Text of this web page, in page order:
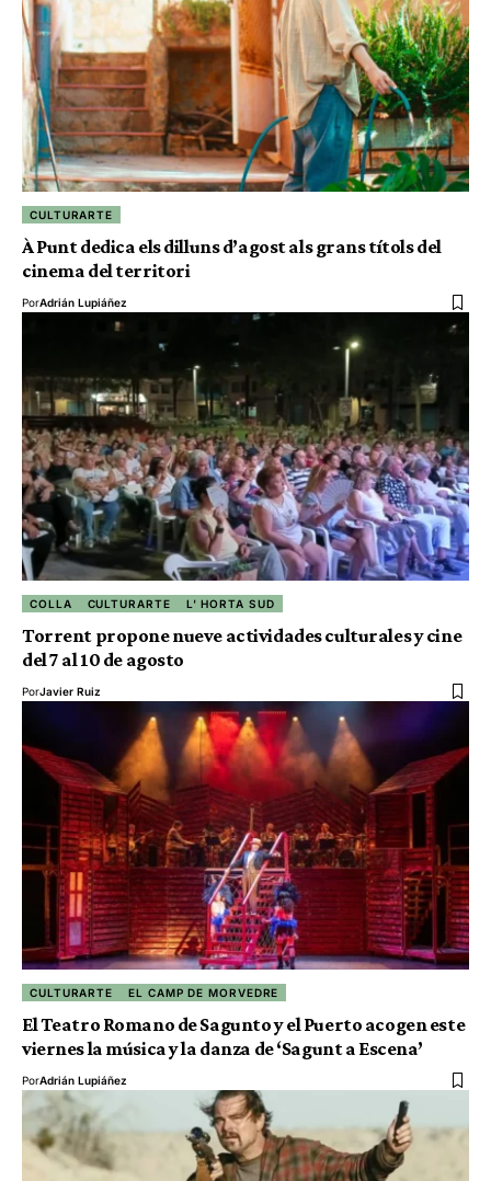
CULTURARTE
À Punt dedica els dilluns d’agost als grans títols del
cinema del territori
PorAdrián Lupiáñez
COLLA CULTURARTE L' HORTA SUD
Torrent propone nueve actividades culturales y cine
del 7 al 10 de agosto
PorJavier Ruiz
CULTURARTE EL CAMP DE MORVEDRE
El Teatro Romano de Sagunto y el Puerto acogen este
viernes la música y la danza de ‘Sagunt a Escena’
PorAdrián Lupiáñez